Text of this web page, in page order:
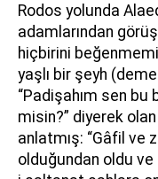
Rodos yolunda
adamlarından
hiçbirini
yaşlı bir şeyh
“Padişahım sen
misin?” diyerek
anlatmış: “Gâfil ve
olduğundan oldu ve